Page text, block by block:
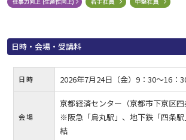
日時・会場・受講料
日 時 2026年7月24日（金）9：30〜16：
会 場
京都経済センター（京都市下京区四
※阪急「烏丸駅」、地下鉄「四条
結